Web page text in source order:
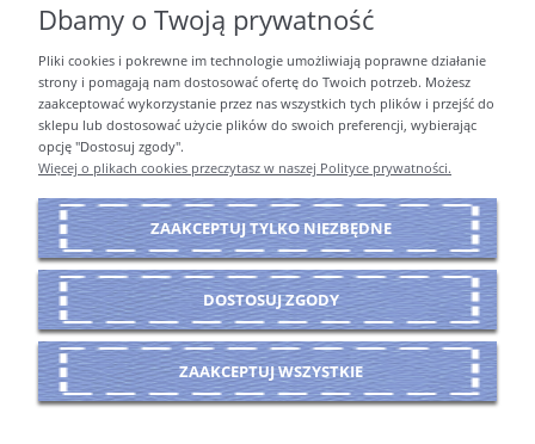
PŁATNOŚCI I DOSTAWA
INFORMACJE
O NAS
POKAŻ PEŁNĄ WERSJĘ STRONY
Sklep internetowy Shoper Premium
Dbamy o Twoją prywatność
Pliki cookies i pokrewne im technologie umożliwiają poprawne działanie
strony i pomagają nam dostosować ofertę do Twoich potrzeb. Możesz
zaakceptować wykorzystanie przez nas wszystkich tych plików i przejść do
sklepu lub dostosować użycie plików do swoich preferencji, wybierając
opcję "Dostosuj zgody".
Więcej o plikach cookies przeczytasz w naszej Polityce prywatności.
ZAAKCEPTUJ TYLKO NIEZBĘDNE
DOSTOSUJ ZGODY
ZAAKCEPTUJ WSZYSTKIE